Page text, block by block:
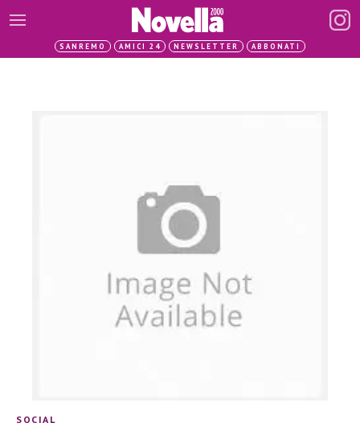
SANREMO AMICI 24 NEWSLETTER ABBONATI
SOCIAL